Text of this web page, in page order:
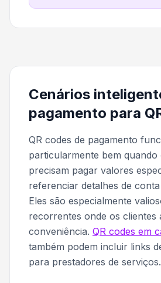
Cenários
pagamento para
QR codes de pagamento
particularmente bem quando
precisam pagar valores
referenciar detalhes de
Eles são especialmente
recorrentes onde os clientes
conveniência. QR codes em
também podem incluir links
para prestadores de serviços.